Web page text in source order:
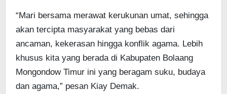
“Mari bersama merawat kerukunan umat, sehingga
akan tercipta masyarakat yang bebas dari
ancaman, kekerasan hingga konflik agama. Lebih
khusus kita yang berada di Kabupaten Bolaang
Mongondow Timur ini yang beragam suku, budaya
dan agama,” pesan Kiay Demak.